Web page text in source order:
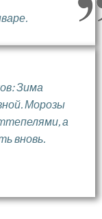
Зима
Морозы
а
вновь.